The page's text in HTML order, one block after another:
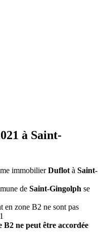
à Saint-
immobilierDuflot à Saint-
de Saint-Gingolph se
en zone B2 ne sont pas
ne peut être accordée